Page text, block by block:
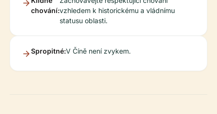
chování:vzhledem k historickému a vládnímu
statusu oblasti.
Spropitné:V Číně není zvykem.